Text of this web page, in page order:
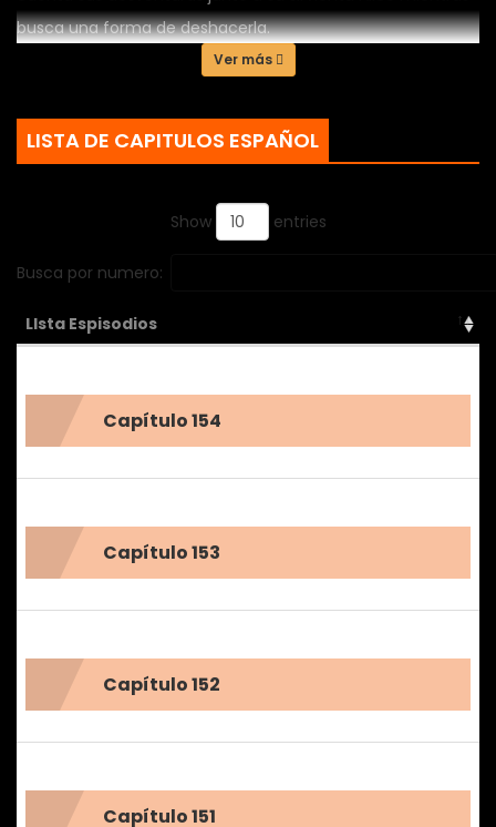
busca una forma de deshacerla.
Ver más
LISTA DE CAPITULOS ESPAÑOL
Show entries
Busca por numero:
LIsta Espisodios
Capítulo 154
Capítulo 153
Capítulo 152
Capítulo 151